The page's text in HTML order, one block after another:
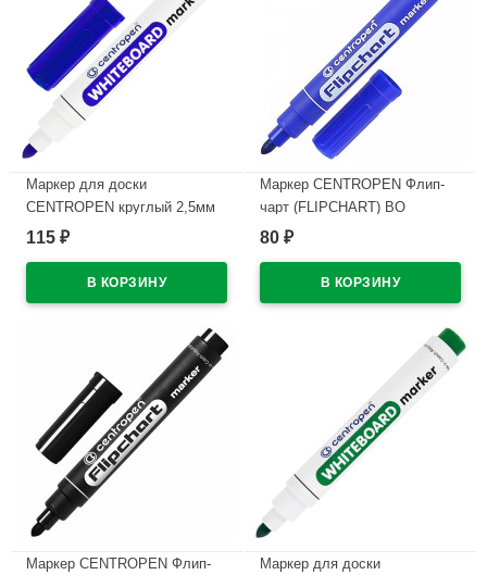
Маркер для доски
CENTROPEN круглый 2,5мм
синий арт.8559/1С/8569
115 ₽
Маркер CENTROPEN Флип-
чарт (FLIPCHART) ВО
круглый 2,5мм синий
80 ₽
Маркер CENTROPEN Флип- Маркер для доски